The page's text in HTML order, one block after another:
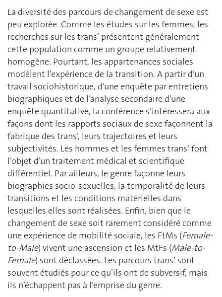
La diversité des parcours de changement de sexe est
peu explorée. Comme les études sur les femmes, les
recherches sur les trans’ présentent généralement
cette population comme un groupe relativement
homogène. Pourtant, les appartenances sociales
modèlent l’expérience de la transition. A partir d’un
travail sociohistorique, d’une enquête par entretiens
biographiques et de l’analyse secondaire d’une
enquête quantitative, la conférence s’intéressera aux
façons dont les rapports sociaux de sexe façonnent la
fabrique des trans’, leurs trajectoires et leurs
subjectivités. Les hommes et les femmes trans’ font
l’objet d’un traitement médical et scientifique
différentiel. Par ailleurs, le genre façonne leurs
biographies socio-sexuelles, la temporalité de leurs
transitions et les conditions matérielles dans
lesquelles elles sont réalisées. Enfin, bien que le
changement de sexe soit rarement considéré comme
une expérience de mobilité sociale, les FtMs (Female-
to-Male) vivent une ascension et les MtFs (Male-to-
Female) sont déclassées. Les parcours trans’ sont
souvent étudiés pour ce qu’ils ont de subversif, mais
ils n’échappent pas à l’emprise du genre.